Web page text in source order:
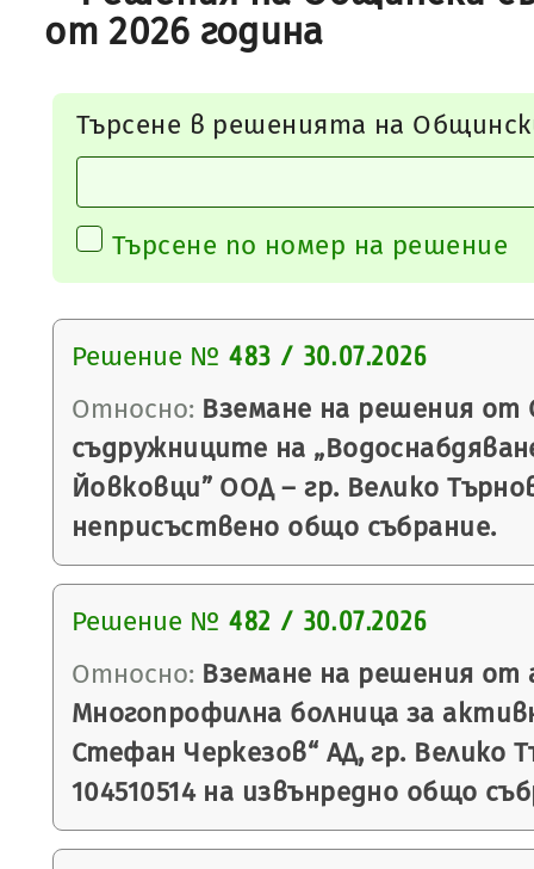
от 2026 година
Търсене в решенията на
Търсене по номер на решение
Решение № 483 / 30.07.2026
Относно: Вземане на решения
съдружниците на
Йовковци” ООД – гр. Велико
неприсъствено общо събрание.
Решение № 482 / 30.07.2026
Относно: Вземане на решения от
Многопрофилна болница за
Стефан Черкезов“ АД, гр. Велико
104510514 на извънредно общо